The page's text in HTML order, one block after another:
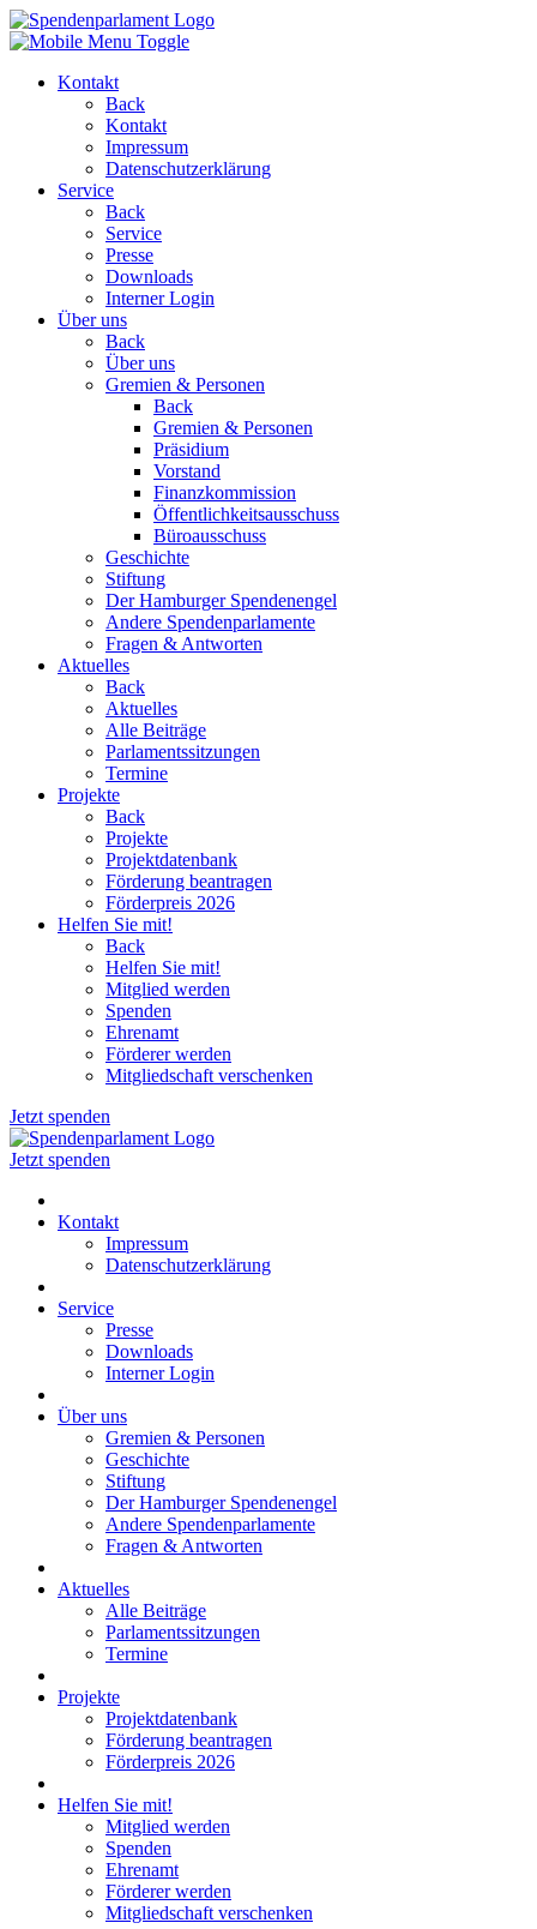
Kontakt
Back
Kontakt
Impressum
Datenschutzerklärung
Service
Back
Service
Presse
Downloads
Interner Login
Über uns
Back
Über uns
Gremien & Personen
Back
Gremien & Personen
Präsidium
Vorstand
Finanzkommission
Öffentlichkeitsausschuss
Büroausschuss
Geschichte
Stiftung
Der Hamburger Spendenengel
Andere Spendenparlamente
Fragen & Antworten
Aktuelles
Back
Aktuelles
Alle Beiträge
Parlamentssitzungen
Termine
Projekte
Back
Projekte
Projektdatenbank
Förderung beantragen
Förderpreis 2026
Helfen Sie mit!
Back
Helfen Sie mit!
Mitglied werden
Spenden
Ehrenamt
Förderer werden
Mitgliedschaft verschenken
Jetzt spenden
Jetzt spenden
Kontakt
Impressum
Datenschutzerklärung
Service
Presse
Downloads
Interner Login
Über uns
Gremien & Personen
Geschichte
Stiftung
Der Hamburger Spendenengel
Andere Spendenparlamente
Fragen & Antworten
Aktuelles
Alle Beiträge
Parlamentssitzungen
Termine
Projekte
Projektdatenbank
Förderung beantragen
Förderpreis 2026
Helfen Sie mit!
Mitglied werden
Spenden
Ehrenamt
Förderer werden
Mitgliedschaft verschenken